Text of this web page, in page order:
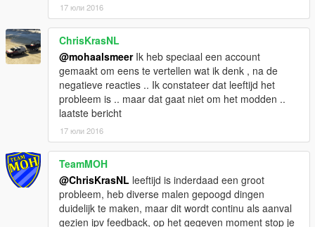
17 юли 2016
ChrisKrasNL
@mohaalsmeerIk heb speciaal een account
gemaakt om eens te vertellen wat ik denk , na de
negatieve reacties .. Ik constateer dat leeftijd het
probleem is .. maar dat gaat niet om het modden ..
laatste bericht
17 юли 2016
TeamMOH
@ChrisKrasNL leeftijd is inderdaad een groot
probleem, heb diverse malen gepoogd dingen
duidelijk te maken, maar dit wordt continu als aanval
gezien ipv feedback, op het gegeven moment stop je